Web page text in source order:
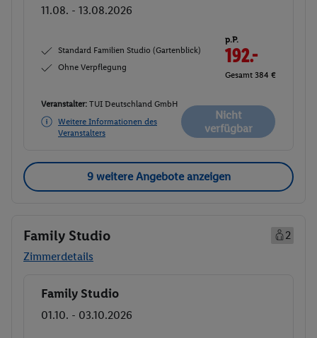
11.08. - 13.08.2026
Standard Familien Studio (Gartenblick)
Ohne Verpflegung
p.P.
192.-
Gesamt 384 €
Veranstalter: TUI Deutschland GmbH
Weitere Informationen des
Veranstalters
Nicht
verfügbar
9 weitere Angebote anzeigen
Family Studio
2
Zimmerdetails
Buchen
Family Studio
01.10. - 03.10.2026